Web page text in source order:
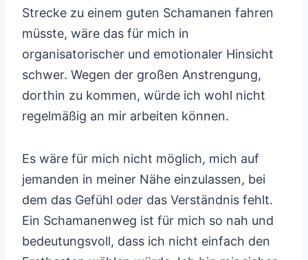
Strecke zu einem guten Schamanen fahren
müsste, wäre das für mich in
organisatorischer und emotionaler Hinsicht
schwer. Wegen der großen Anstrengung,
dorthin zu kommen, würde ich wohl nicht
regelmäßig an mir arbeiten können.
Es wäre für mich nicht möglich, mich auf
jemanden in meiner Nähe einzulassen, bei
dem das Gefühl oder das Verständnis fehlt.
Ein Schamanenweg ist für mich so nah und
bedeutungsvoll, dass ich nicht einfach den